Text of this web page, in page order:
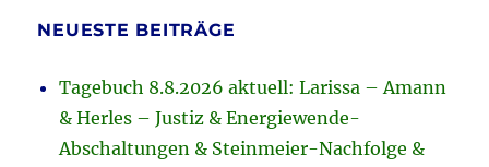
NEUESTE BEITRÄGE
Tagebuch 8.8.2026 aktuell: Larissa – Amann
& Herles – Justiz & Energiewende-
Abschaltungen & Steinmeier-Nachfolge &